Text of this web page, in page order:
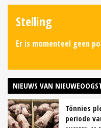
Stelling
Er is momenteel geen
NIEUWS VAN
Tönnies
periode